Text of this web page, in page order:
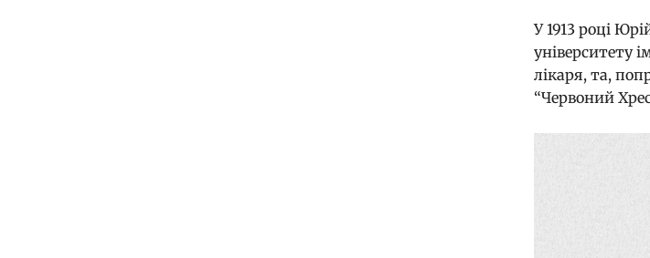
У 1913 році
університету
лікаря, та,
“Червоний